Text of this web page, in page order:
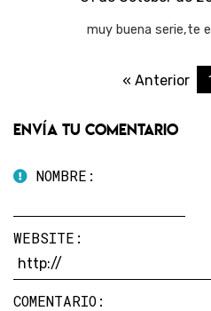
muy buena serie,te
« Anterior
Envía tu comentario
NOMBRE:
WEBSITE:
COMENTARIO: